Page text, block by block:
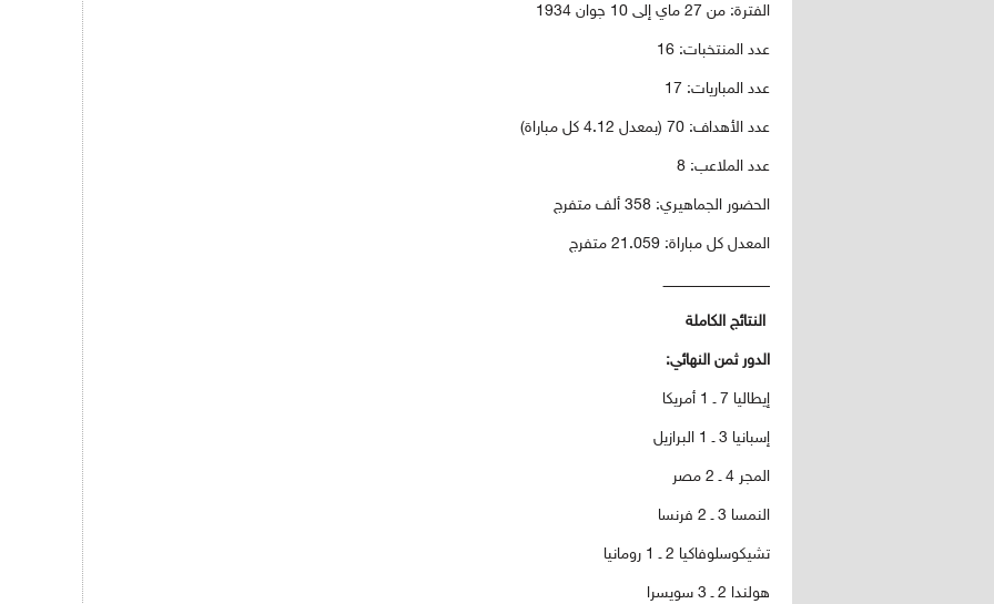
الفترة: من 27 ماي إلى 10 جوان 1934
عدد المنتخبات: 16
عدد المباريات: 17
عدد الأهداف: 70 (بمعدل 4.12 كل مباراة)
عدد الملاعب: 8
الحضور الجماهيري: 358 ألف متفرج
المعدل كل مباراة: 21.059 متفرج
ــــــــــــــــــــــــــــــــــــــــــــــــ
النتائج الكاملة
الدور ثمن النهائي:
إيطاليا 7 ـ 1 أمريكا
إسبانيا 3 ـ 1 البرازيل
المجر 4 ـ 2 مصر
النمسا 3 ـ 2 فرنسا
تشيكوسلوفاكيا 2 ـ 1 رومانيا
هولندا 2 ـ 3 سويسرا